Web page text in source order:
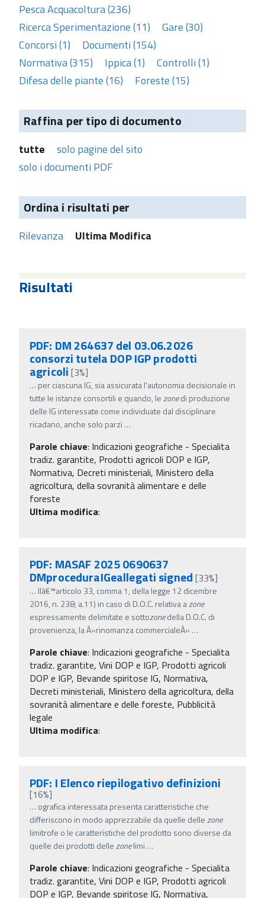
Pesca Acquacoltura (236)
Ricerca Sperimentazione (11)
Gare (30)
Concorsi (1)
Documenti (154)
Normativa (315)
Ippica (1)
Controlli (1)
Difesa delle piante (16)
Foreste (15)
Raffina per tipo di documento
tutte
solo pagine del sito
solo i documenti PDF
Ordina i risultati per
Rilevanza Ultima Modifica
Risultati
PDF: DM 264637 del 03.06.2026
consorzi tutela DOP IGP prodotti
agricoli [3%]
… per ciascuna IG, sia assicurata l'autonomia decisionale in
tutte le istanze consortili e quando, lezonedi produzione
delle IG interessate come individuate dal disciplinare
ricadano, anche solo parzi …
Parole chiave: Indicazioni geografiche - Specialita
tradiz. garantite, Prodotti agricoli DOP e IGP,
Normativa, Decreti ministeriali, Ministero della
agricoltura, della sovranità alimentare e delle
foreste
Ultima modifica:
PDF: MASAF 2025 0690637
DMproceduraIGeallegati signed [33%]
… llâ€™articolo 33, comma 1, della legge 12 dicembre
2016, n. 238; a.11) in caso di D.O.C. relativa azone
espressamente delimitate e sottozonedella D.O.C. di
provenienza, la Â«rinomanza commercialeÂ» …
Parole chiave: Indicazioni geografiche - Specialita
tradiz. garantite, Vini DOP e IGP, Prodotti agricoli
DOP e IGP, Bevande spiritose IG, Normativa,
Decreti ministeriali, Ministero della agricoltura, della
sovranità alimentare e delle foreste, Pubblicità
legale
Ultima modifica:
PDF: I Elenco riepilogativo definizioni
[16%]
… ografica interessata presenta caratteristiche che
differiscono in modo apprezzabile da quelle dellezone
limitrofe o le caratteristiche del prodotto sono diverse da
quelle dei prodotti dellezonelimi …
Parole chiave: Indicazioni geografiche - Specialita
tradiz. garantite, Vini DOP e IGP, Prodotti agricoli
DOP e IGP, Bevande spiritose IG, Normativa,